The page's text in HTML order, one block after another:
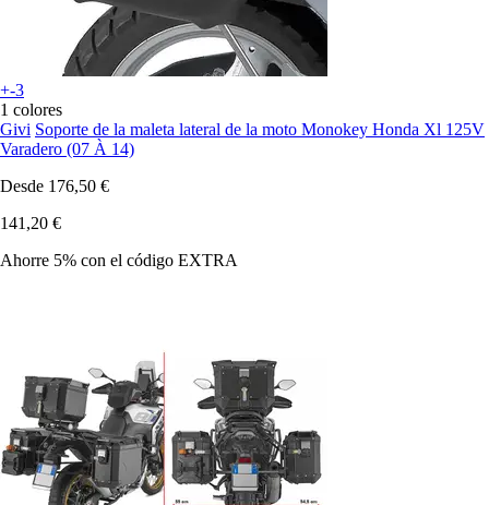
+-3
1 colores
Givi Soporte de la maleta lateral de la moto Monokey Honda Xl 125V
Varadero (07 À 14)
Desde 176,50 €
141,20 €
Ahorre 5% con el código EXTRA